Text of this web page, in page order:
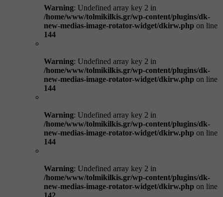
Warning: Undefined array key 2 in
/home/www/tolmikilkis.gr/wp-content/plugins/dk-
new-medias-image-rotator-widget/dkirw.php on line
144
Warning: Undefined array key 2 in
/home/www/tolmikilkis.gr/wp-content/plugins/dk-
new-medias-image-rotator-widget/dkirw.php on line
144
Warning: Undefined array key 2 in
/home/www/tolmikilkis.gr/wp-content/plugins/dk-
new-medias-image-rotator-widget/dkirw.php on line
144
Warning: Undefined array key 2 in
/home/www/tolmikilkis.gr/wp-content/plugins/dk-
new-medias-image-rotator-widget/dkirw.php on line
142